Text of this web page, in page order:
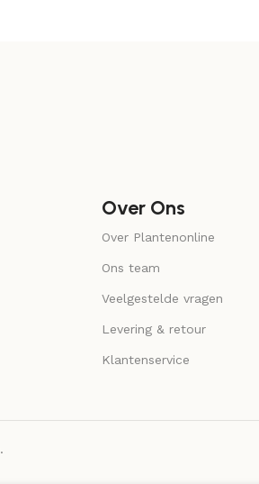
Over Ons
Over Plantenonline
Ons team
Veelgestelde vragen
Levering & retour
Klantenservice
.